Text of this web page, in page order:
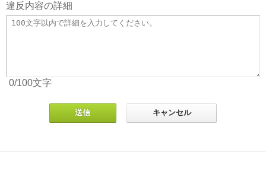
違反内容の詳細
0/100文字